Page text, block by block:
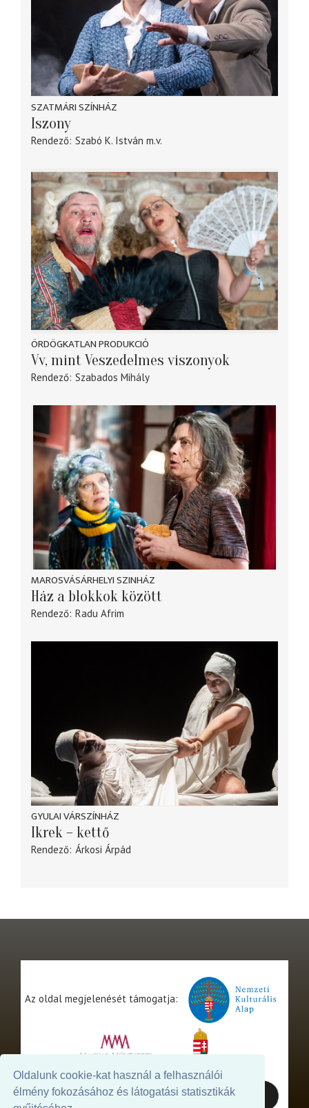
Oldalunk cookie-kat használ a felhasználói
élmény fokozásához és látogatási statisztikák
SZATMÁRI SZÍNHÁZ
Iszony
Rendező Szabó K. István m.v.
ÖRDÖGKATLAN PRODUKCIÓ
Vv, mint Veszedelmes viszonyok
Rendező Szabados Mihály
MAROSVÁSÁRHELYI SZINHÁZ
Ház a blokkok között
Rendező Radu Afrim
GYULAI VÁRSZÍNHÁZ
Ikrek – kettő
Rendező Árkosi Árpád
Az oldal megjelenését támogatja: